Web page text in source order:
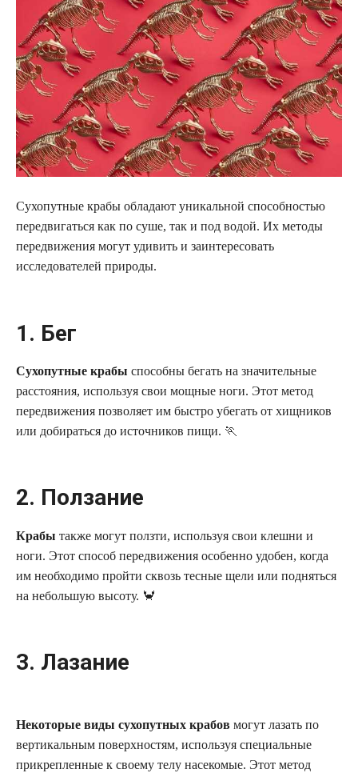
Сухопутные крабы обладают уникальной способностью
передвигаться как по суше, так и под водой. Их методы
передвижения могут удивить и заинтересовать
исследователей природы.
1. Бег
Сухопутные крабы способны бегать на значительные
расстояния, используя свои мощные ноги. Этот метод
передвижения позволяет им быстро убегать от хищников
или добираться до источников пищи. 🏃
2. Ползание
Крабы также могут ползти, используя свои клешни и
ноги. Этот способ передвижения особенно удобен, когда
им необходимо пройти сквозь тесные щели или подняться
на небольшую высоту. 🦀
3. Лазание
Некоторые виды сухопутных крабов могут лазать по
вертикальным поверхностям, используя специальные
прикрепленные к своему телу насекомые. Этот метод